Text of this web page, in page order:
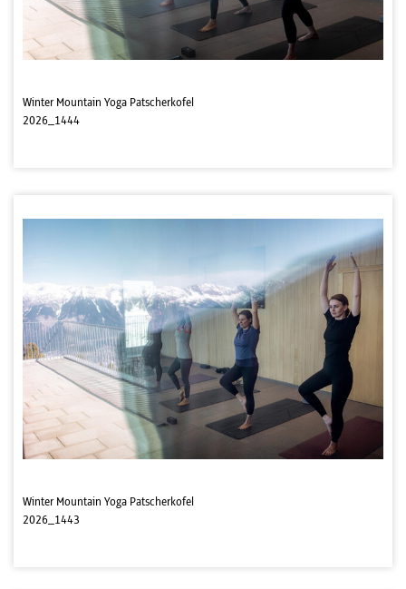
Winter Mountain Yoga Patscherkofel
2026_1444
Winter Mountain Yoga Patscherkofel
2026_1443